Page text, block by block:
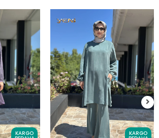
KARGO KARGO